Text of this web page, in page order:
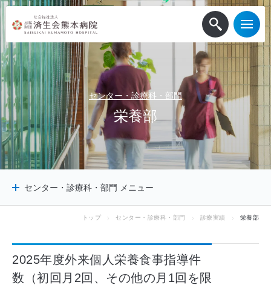
センター・診療科・部門
栄養部
センター・診療科・部門 メニュー
診療サポート部門
医師から探す
トップ センター・診療科・部門 診療実績 栄養部
2025年度外来個人栄養食事指導件
数（初回月2回、その他の月1回を限